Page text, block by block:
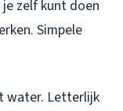
zelf kunt doen
Simpele
water. Letterlijk